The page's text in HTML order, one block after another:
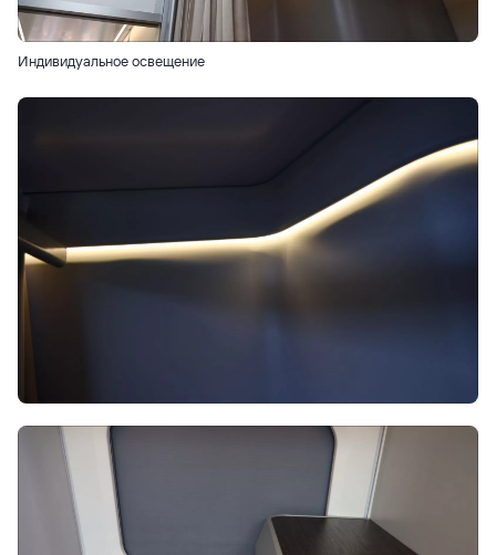
Индивидуальное освещение